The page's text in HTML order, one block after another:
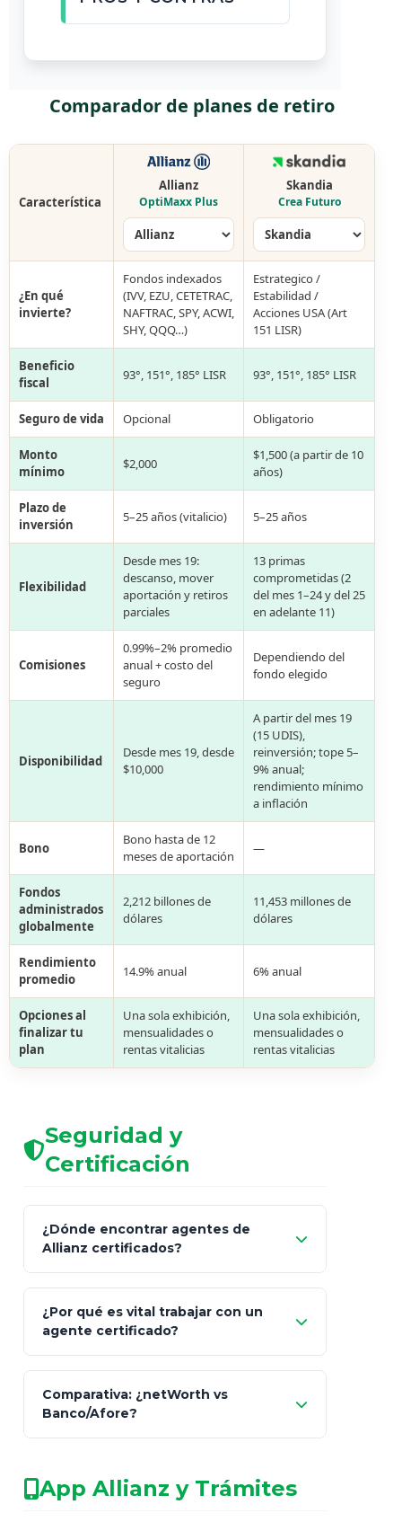
Comparador de planes de retiro
Característica
Allianz
OptiMaxx Plus
Skandia
Crea Futuro
¿En qué
invierte?
Fondos indexados
(IVV, EZU, CETETRAC,
NAFTRAC, SPY, ACWI,
SHY, QQQ…)
Estrategico /
Estabilidad /
Acciones USA (Art
151 LISR)
Beneficio
fiscal
93°, 151°, 185° LISR 93°, 151°, 185° LISR
Seguro de vida Opcional Obligatorio
Monto
mínimo
$2,000
$1,500 (a partir de 10
años)
Plazo de
inversión
5–25 años (vitalicio) 5–25 años
Flexibilidad
Desde mes 19:
descanso, mover
aportación y retiros
parciales
13 primas
comprometidas (2
del mes 1–24 y del 25
en adelante 11)
Comisiones
0.99%–2% promedio
anual + costo del
seguro
Dependiendo del
fondo elegido
Disponibilidad
Desde mes 19, desde
$10,000
A partir del mes 19
(15 UDIS),
reinversión; tope 5–
9% anual;
rendimiento mínimo
a inflación
Bono
Bono hasta de 12
meses de aportación
—
Fondos
administrados
globalmente
2,212 billones de
dólares
11,453 millones de
dólares
Rendimiento
promedio
14.9% anual 6% anual
Opciones al
finalizar tu
plan
Una sola exhibición,
mensualidades o
rentas vitalicias
Una sola exhibición,
mensualidades o
rentas vitalicias
Seguridad y
Certificación
¿Dónde encontrar agentes de
Allianz certificados?
Seguros y Fianzas (CNSF)
netWorth
patrimonio con asesores informales en
redes sociales.
¿Por qué es vital trabajar con un
agente certificado?
consultor técnico
legalmente facultado
Comparativa: ¿netWorth vs
Banco/Afore?
App Allianz y Trámites